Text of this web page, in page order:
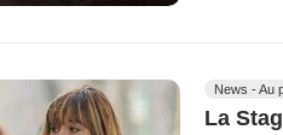
News - Au
La